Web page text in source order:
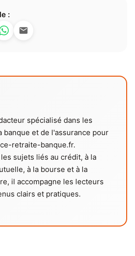
:
spécialisé dans les
banque et de l'assurance pour
retraite-banque.fr.
sujets liés au crédit, à la
à la bourse et à la
il accompagne les lecteurs
clairs et pratiques.